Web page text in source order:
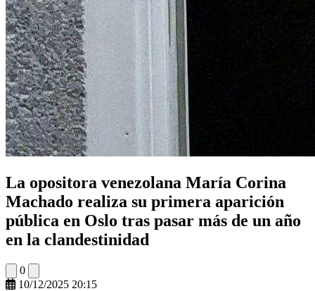
La opositora venezolana María Corina
Machado realiza su primera aparición
pública en Oslo tras pasar más de un año
en la clandestinidad
0
10/12/2025 20:15